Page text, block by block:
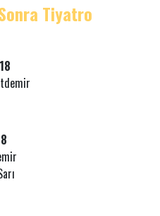
Tiyatro